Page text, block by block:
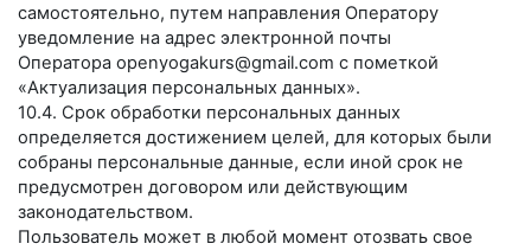
самостоятельно, путем направления Оператору
уведомление на адрес электронной почты
Оператора openyogakurs@gmail.com с пометкой
«Актуализация персональных данных».
10.4. Срок обработки персональных данных
определяется достижением целей, для которых были
собраны персональные данные, если иной срок не
предусмотрен договором или действующим
законодательством.
Пользователь может в любой момент отозвать свое